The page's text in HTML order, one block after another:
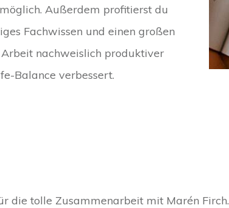
Außerdem profitierst du
Fachwissen und einen großen
nachweislich produktiver
Balance verbessert.
die tolle Zusammenarbeit mit Marén Firch.